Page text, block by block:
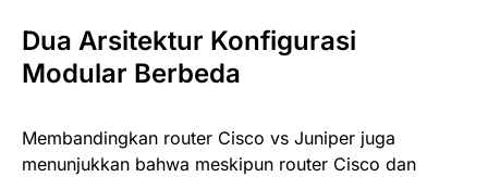
Dua Arsitektur Konfigurasi
Modular Berbeda
Membandingkan router Cisco vs Juniper juga
menunjukkan bahwa meskipun router Cisco dan